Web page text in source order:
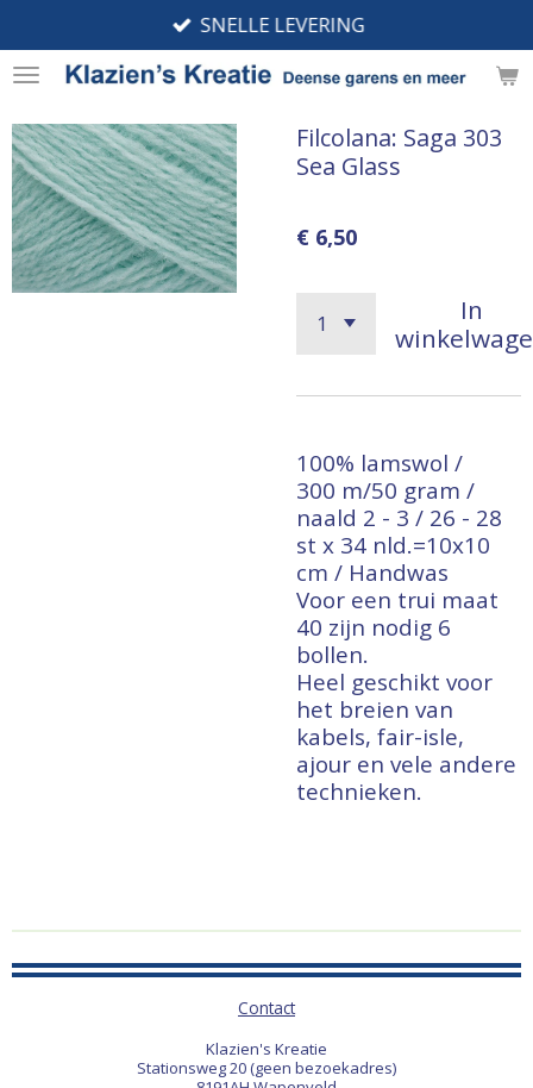
direct
naar
hoofdinhoud
SNELLE LEVERING
Filcolana: Saga 303
Sea Glass
€ 6,50
In
100% lamswol /
300 m/50 gram /
naald 2 - 3 / 26 - 28
st x 34 nld.=10x10
cm / Handwas
Voor een trui maat
40 zijn nodig 6
bollen.
Heel geschikt voor
het breien van
kabels, fair-isle,
ajour en vele andere
technieken.
Contact
Klazien's Kreatie
Stationsweg 20 (geen bezoekadres)